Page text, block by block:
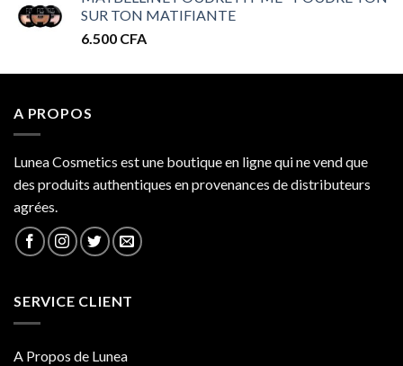
SUR TON MATIFIANTE
6.500 CFA
A PROPOS
Lunea Cosmetics est une boutique en ligne qui ne vend que
des produits authentiques en provenances de distributeurs
agrées.
SERVICE CLIENT
A Propos de Lunea